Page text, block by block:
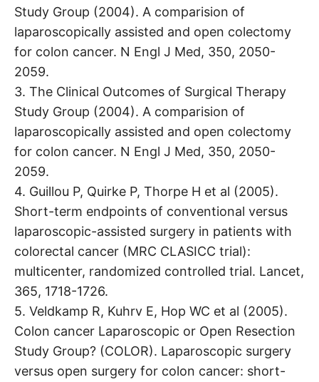
Study Group (2004). A comparision of
laparoscopically assisted and open colectomy
for colon cancer. N Engl J Med, 350, 2050-
2059.
3. The Clinical Outcomes of Surgical Therapy
Study Group (2004). A comparision of
laparoscopically assisted and open colectomy
for colon cancer. N Engl J Med, 350, 2050-
2059.
4. Guillou P, Quirke P, Thorpe H et al (2005).
Short-term endpoints of conventional versus
laparoscopic-assisted surgery in patients with
colorectal cancer (MRC CLASICC trial):
multicenter, randomized controlled trial. Lancet,
365, 1718-1726.
5. Veldkamp R, Kuhrv E, Hop WC et al (2005).
Colon cancer Laparoscopic or Open Resection
Study Group? (COLOR). Laparoscopic surgery
versus open surgery for colon cancer: short-